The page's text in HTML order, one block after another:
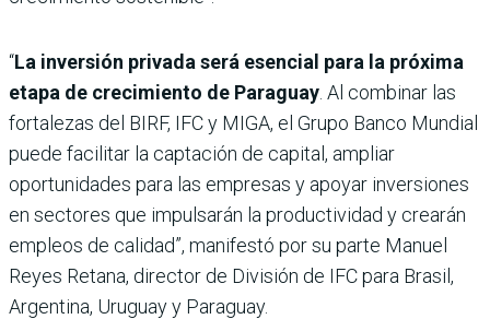
“La inversión privada será esencial para la próxima
etapa de crecimiento de Paraguay. Al combinar las
fortalezas del BIRF, IFC y MIGA, el Grupo Banco Mundial
puede facilitar la captación de capital, ampliar
oportunidades para las empresas y apoyar inversiones
en sectores que impulsarán la productividad y crearán
empleos de calidad”, manifestó por su parte Manuel
Reyes Retana, director de División de IFC para Brasil,
Argentina, Uruguay y Paraguay.